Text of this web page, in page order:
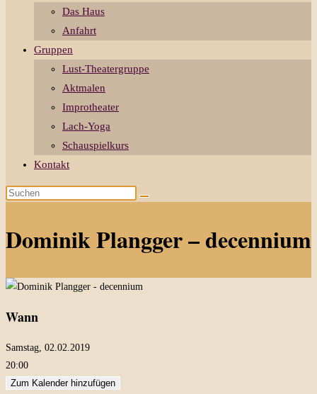
Das Haus
Anfahrt
Gruppen
Lust-Theatergruppe
Aktmalen
Improtheater
Lach-Yoga
Schauspielkurs
Kontakt
Diese
Dominik Plangger – decennium
Wann
Samstag, 02.02.2019
20:00
Zum Kalender hinzufügen